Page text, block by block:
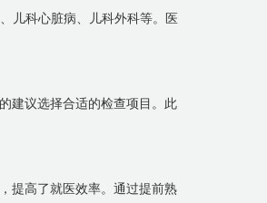
儿科心脏病、儿科外科等。医
建议选择合适的检查项目。此
提高了就医效率。通过提前熟